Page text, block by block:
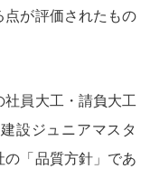
点が評価されたもの
員大工・請負大工
設ジュニアマスタ
の「品質方針」であ